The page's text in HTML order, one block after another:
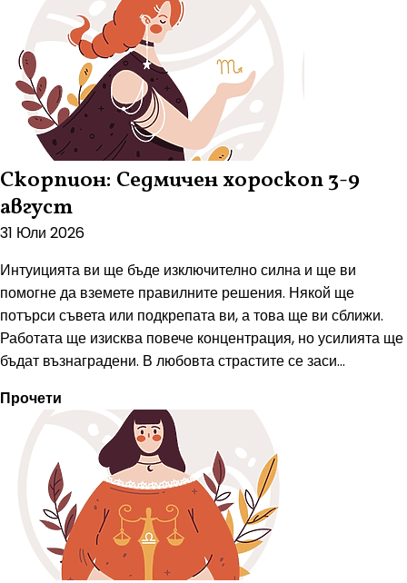
Скорпион: Седмичен хороскоп 3-9
август
31 Юли 2026
Интуицията ви ще бъде изключително силна и ще ви
помогне да вземете правилните решения. Някой ще
потърси съвета или подкрепата ви, а това ще ви сближи.
Работата ще изисква повече концентрация, но усилията ще
бъдат възнаградени. В любовта страстите се заси...
Прочети